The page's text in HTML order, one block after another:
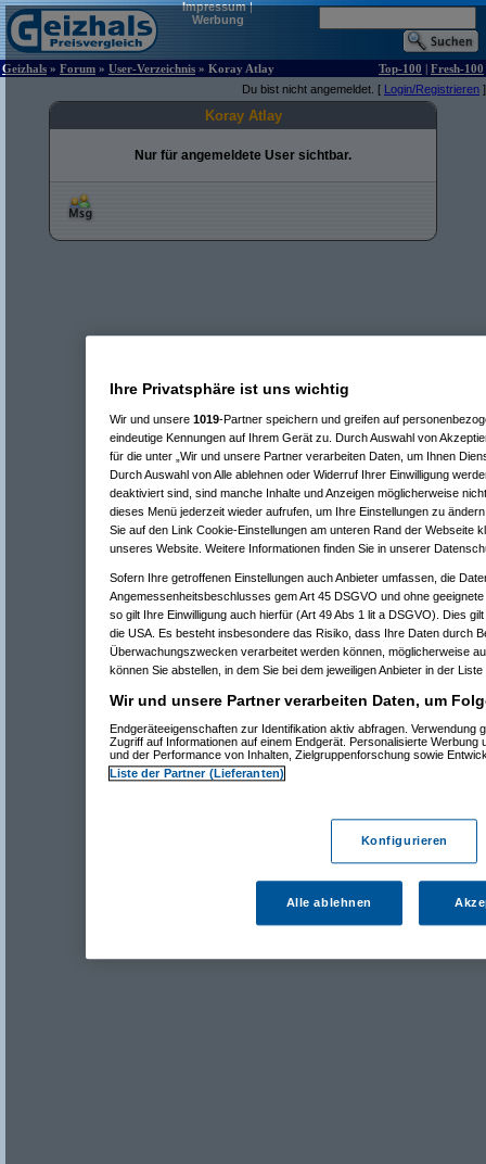
Impressum|
Werbung
Geizhals » Forum » User-Verzeichnis » Koray Atlay Top-100 | Fresh-100
Du bist nicht angemeldet. [ Login/Registrieren ]
Koray Atlay
Nur für angemeldete User sichtbar.
Ihre Privatsphäre ist uns wichtig
Wir und unsere 1019-Partner speichern und greifen auf
eindeutige Kennungen auf Ihrem Gerät zu. Durch Auswahl von
für die unter „Wir und unsere Partner verarbeiten Daten, um Ihnen
Durch Auswahl von Alle ablehnen oder Widerruf Ihrer Einwilligung
deaktiviert sind, sind manche Inhalte und Anzeigen möglicherweise
dieses Menü jederzeit wieder aufrufen, um Ihre Einstellungen zu
Sie auf den Link Cookie-Einstellungen am unteren Rand der Webseite
unseres Website. Weitere Informationen finden Sie in unserer
Sofern Ihre getroffenen Einstellungen auch Anbieter umfassen, die
Angemessenheitsbeschlusses gem Art 45 DSGVO und ohne
so gilt Ihre Einwilligung auch hierfür (Art 49 Abs 1 lit a DSGVO). Dies
die USA. Es besteht insbesondere das Risiko, dass Ihre Daten durch
Überwachungszwecken verarbeitet werden können, möglicherweise
können Sie abstellen, in dem Sie bei dem jeweiligen Anbieter in der
Wir und unsere Partner verarbeiten Daten, um
Endgeräteeigenschaften zur Identifikation aktiv abfragen. Verwendung
Zugriff auf Informationen auf einem Endgerät. Personalisierte Werbung
und der Performance von Inhalten, Zielgruppenforschung sowie
Liste der Partner (Lieferanten)
Konfigurieren
Alle ablehnen